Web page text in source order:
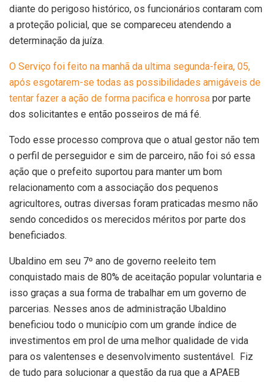
diante do perigoso histórico, os funcionários contaram com
a proteção policial, que se compareceu atendendo a
determinação da juíza.
O Serviço foi feito na manhã da ultima segunda-feira, 05,
após esgotarem-se todas as possibilidades amigáveis de
tentar fazer a ação de forma pacifica e honrosa por parte
dos solicitantes e então posseiros de má fé.
Todo esse processo comprova que o atual gestor não tem
o perfil de perseguidor e sim de parceiro, não foi só essa
ação que o prefeito suportou para manter um bom
relacionamento com a associação dos pequenos
agricultores, outras diversas foram praticadas mesmo não
sendo concedidos os merecidos méritos por parte dos
beneficiados.
Ubaldino em seu 7º ano de governo reeleito tem
conquistado mais de 80% de aceitação popular voluntaria e
isso graças a sua forma de trabalhar em um governo de
parcerias. Nesses anos de administração Ubaldino
beneficiou todo o município com um grande índice de
investimentos em prol de uma melhor qualidade de vida
para os valentenses e desenvolvimento sustentável. Fiz
de tudo para solucionar a questão da rua que a APAEB